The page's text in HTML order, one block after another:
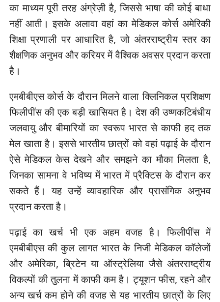
का माध्यम पूरी तरह अंग्रेज़ी है, जिससे भाषा की कोई बाधा
नहीं आती। इसके अलावा वहां का मेडिकल कोर्स अमेरिकी
शिक्षा प्रणाली पर आधारित है, जो अंतरराष्ट्रीय स्तर का
शैक्षणिक अनुभव और करियर में वैश्विक अवसर प्रदान करता
है।
एमबीबीएस कोर्स के दौरान मिलने वाला क्लिनिकल प्रशिक्षण
फिलीपींस की एक बड़ी खासियत है। देश की उष्णकटिबंधीय
जलवायु और बीमारियों का स्वरूप भारत से काफी हद तक
मेल खाता है। इससे भारतीय छात्रों को वहां पढ़ाई के दौरान
ऐसे मेडिकल केस देखने और समझने का मौका मिलता है,
जिनका सामना वे भविष्य में भारत में प्रैक्टिस के दौरान कर
सकते हैं। यह उन्हें व्यावहारिक और प्रासंगिक अनुभव
प्रदान करता है।
पढ़ाई का खर्च भी एक अहम वजह है। फिलीपींस में
एमबीबीएस की कुल लागत भारत के निजी मेडिकल कॉलेजों
और अमेरिका, ब्रिटेन या ऑस्ट्रेलिया जैसे अंतरराष्ट्रीय
विकल्पों की तुलना में काफी कम है। ट्यूशन फीस, रहने और
अन्य खर्च कम होने की वजह से यह भारतीय छात्रों के लिए